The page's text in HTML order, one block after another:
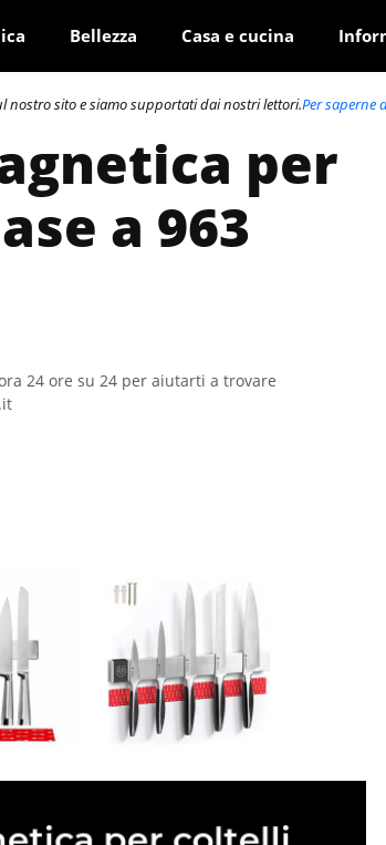
Bellezza Casa e cucina
sito e siamo supportati dai nostri lettori.Per saperne
per
a 963
24 ore su 24 per aiutarti a trovare